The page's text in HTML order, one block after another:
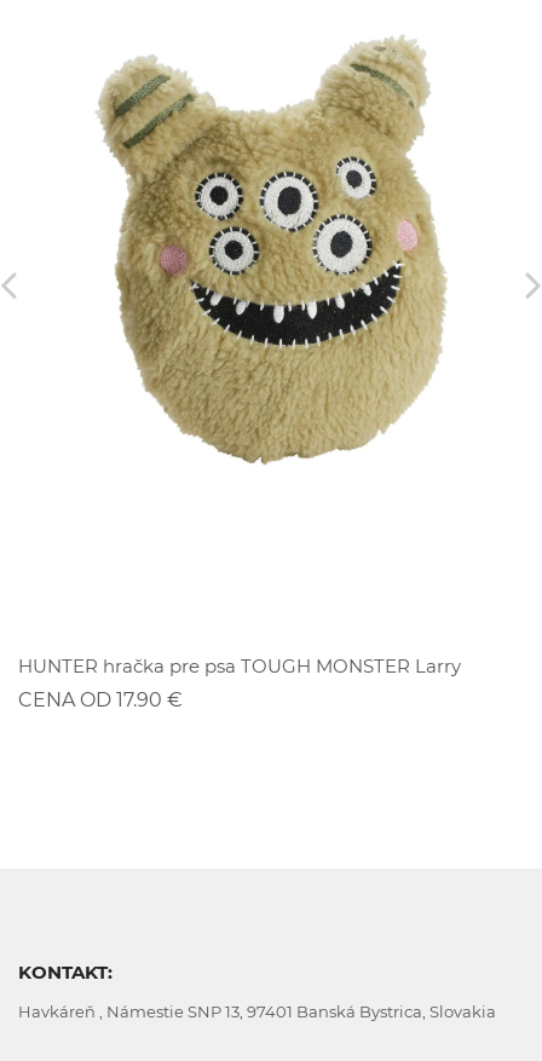
HUNTER hračka pre psa TOUGH MONSTER Larry
CENA OD 17.90 €
KONTAKT:
Havkáreň , Námestie SNP 13, 97401 Banská Bystrica, Slovakia